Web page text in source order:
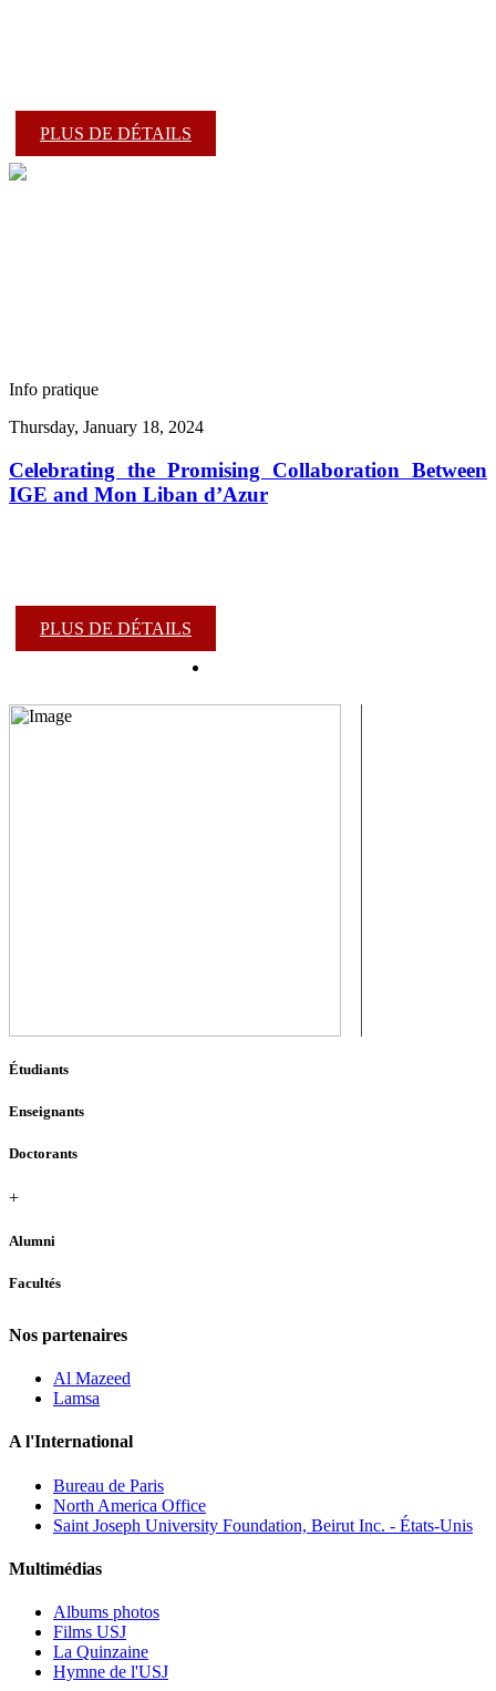
PLUS DE DÉTAILS
Info pratique
Thursday, January 18, 2024
Celebrating the Promising Collaboration Between
IGE and Mon Liban d’Azur
PLUS DE DÉTAILS
Étudiants
Enseignants
Doctorants
+
Alumni
Facultés
Nos partenaires
Al Mazeed
Lamsa
A l'International
Bureau de Paris
North America Office
Saint Joseph University Foundation, Beirut Inc. - États-Unis
Multimédias
Albums photos
Films USJ
La Quinzaine
Hymne de l'USJ